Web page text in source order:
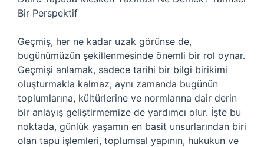
Bir Perspektif
Geçmiş, her ne kadar uzak görünse de,
bugünümüzün şekillenmesinde önemli bir rol oynar.
Geçmişi anlamak, sadece tarihi bir bilgi birikimi
oluşturmakla kalmaz; aynı zamanda bugünün
toplumlarına, kültürlerine ve normlarına dair derin
bir anlayış geliştirmemize de yardımcı olur. İşte bu
noktada, günlük yaşamın en basit unsurlarından biri
olan tapu işlemleri, toplumsal yapının, hukukun ve